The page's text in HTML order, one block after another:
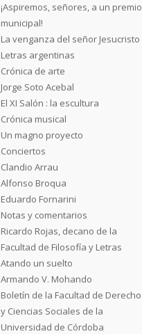
¡Aspiremos, señores, a un premio
municipal!
La venganza del señor Jesucristo
Letras argentinas
Crónica de arte
Jorge Soto Acebal
El XI Salón : la escultura
Crónica musical
Un magno proyecto
Conciertos
Clandio Arrau
Alfonso Broqua
Eduardo Fornarini
Notas y comentarios
Ricardo Rojas, decano de la
Facultad de Filosofía y Letras
Atando un suelto
Armando V. Mohando
Boletín de la Facultad de Derecho
y Ciencias Sociales de la
Universidad de Córdoba